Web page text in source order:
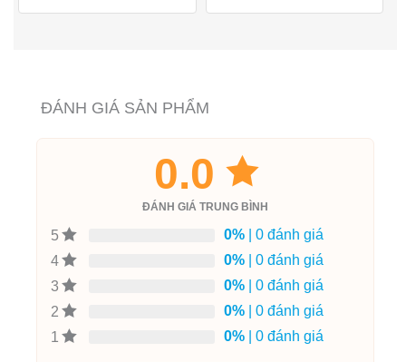
ĐÁNH GIÁ SẢN PHẨM
0.0
ĐÁNH GIÁ TRUNG BÌNH
5 0% | 0 đánh giá
4
0% | 0 đánh giá
3
0% | 0 đánh giá
2
0% | 0 đánh giá
1
0% | 0 đánh giá